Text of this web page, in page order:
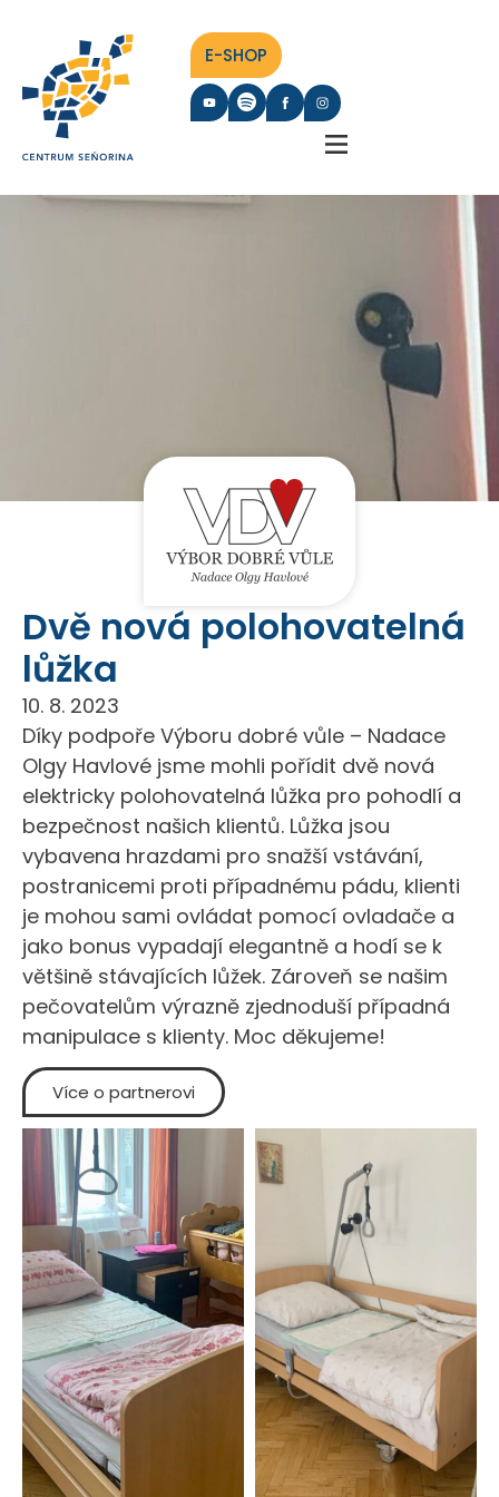
E-SHOP
Dvě nová polohovatelná
lůžka
10. 8. 2023
Díky podpoře Výboru dobré vůle – Nadace
Olgy Havlové jsme mohli pořídit dvě nová
elektricky polohovatelná lůžka pro pohodlí a
bezpečnost našich klientů. Lůžka jsou
vybavena hrazdami pro snažší vstávání,
postranicemi proti případnému pádu, klienti
je mohou sami ovládat pomocí ovladače a
jako bonus vypadají elegantně a hodí se k
většině stávajících lůžek. Zároveň se našim
pečovatelům výrazně zjednoduší případná
manipulace s klienty. Moc děkujeme!
Více o partnerovi